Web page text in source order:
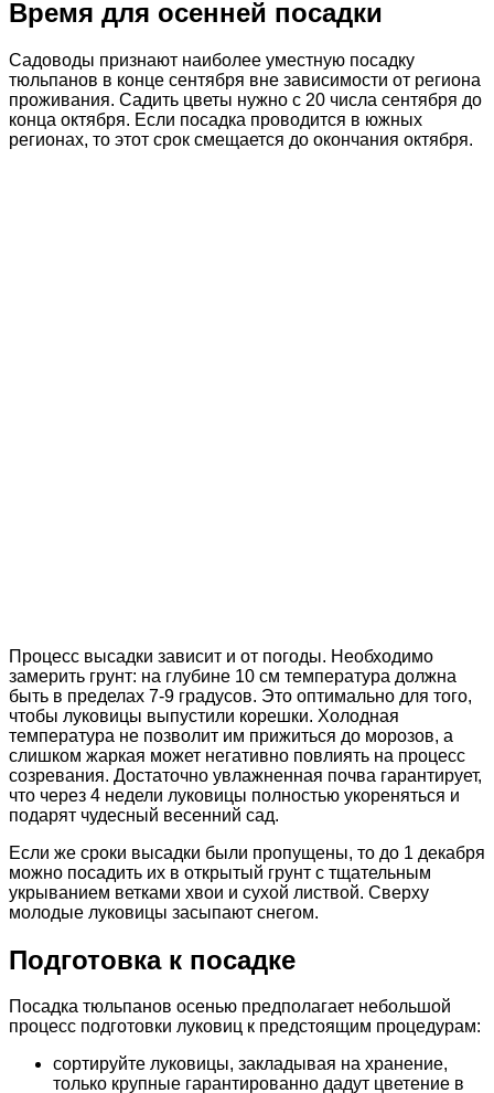
Время для осенней посадки
Садоводы признают наиболее уместную посадку
тюльпанов в конце сентября вне зависимости от региона
проживания. Садить цветы нужно с 20 числа сентября до
конца октября. Если посадка проводится в южных
регионах, то этот срок смещается до окончания октября.
Процесс высадки зависит и от погоды. Необходимо
замерить грунт: на глубине 10 см температура должна
быть в пределах 7-9 градусов. Это оптимально для того,
чтобы луковицы выпустили корешки. Холодная
температура не позволит им прижиться до морозов, а
слишком жаркая может негативно повлиять на процесс
созревания. Достаточно увлажненная почва гарантирует,
что через 4 недели луковицы полностью укореняться и
подарят чудесный весенний сад.
Если же сроки высадки были пропущены, то до 1 декабря
можно посадить их в открытый грунт с тщательным
укрыванием ветками хвои и сухой листвой. Сверху
молодые луковицы засыпают снегом.
Подготовка к посадке
Посадка тюльпанов осенью предполагает небольшой
процесс подготовки луковиц к предстоящим процедурам:
сортируйте луковицы, закладывая на хранение,
только крупные гарантированно дадут цветение в